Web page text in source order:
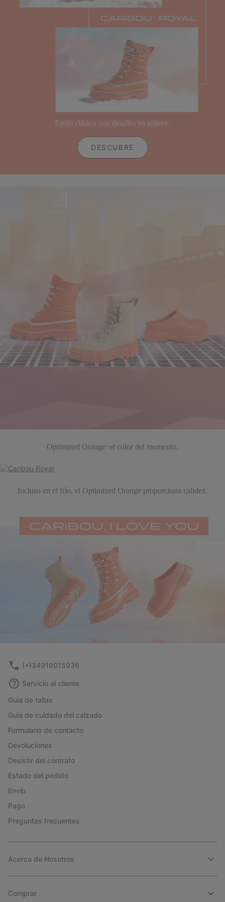
Estilo clásico con detalles en relieve.
DESCUBRE
Optimized Orange: el color del momento.
Incluso en el frío, el Optimized Orange proporciona calidez.
(+)34919015936
Servicio al cliente
Guía de tallas
Guía de cuidado del calzado
Formulario de contacto
Devoluciones
Desistir del contrato
Estado del pedido
Envío
Pago
Preguntas frecuentes
Acerca de Nosotros
Comprar